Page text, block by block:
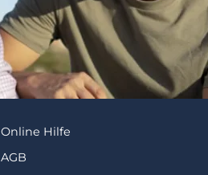
Online Hilfe
AGB